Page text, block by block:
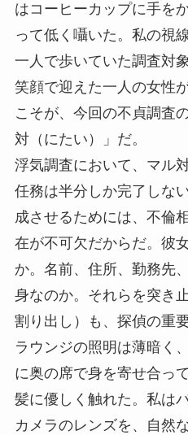
はコーヒーカップに手を
って低く囁いた。私の視
一人で歩いていた調査対
笑顔で迎えた一人の女性
こそが、今回の不貞調
対（にたい）」 だ。
浮気調査において、マル
任務は半分しか完了しな
成させるためには、不倫
在が不可欠だからだ。彼
か。名前、住所、勤務先
身なのか。それらを突き
割り出し）も、探偵の重
ラウンジの照明は薄暗く
に奥の席で身を寄せ合っ
髪に優しく触れた。私は
カメラのレンズを、自然